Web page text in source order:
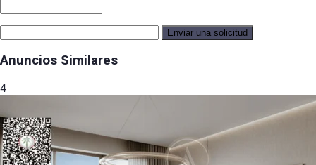
Anuncios Similares
4